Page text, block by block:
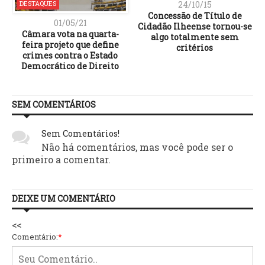
DESTAQUES
01/05/21
Câmara vota na quarta-
feira projeto que define
crimes contra o Estado
Democrático de Direito
24/10/15
Concessão de Título de
Cidadão Ilheense tornou-se
algo totalmente sem
critérios
SEM COMENTÁRIOS
Sem Comentários!
Não há comentários, mas você pode ser o
primeiro a comentar.
DEIXE UM COMENTÁRIO
<<
Comentário:*